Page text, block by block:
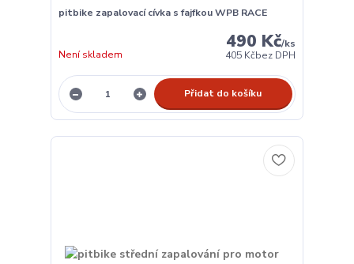
pitbike zapalovací cívka s fajfkou WPB RACE
490 Kč/ks
405 Kčbez DPH
Není skladem
Přidat do košíku